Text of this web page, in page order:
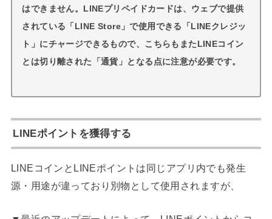
はできません。LINEプリペイドカードは、ウェブで提供
されている「LINE Store」で使用できる「LINEクレジッ
ト」にチャージできるもので、こちらもまたLINEコイン
とは切り離された「通貨」となる点に注意が必要です。
LINEポイントを獲得する
LINEコインとLINEポイントは同じアプリ内でも発生
源・用途が違っており別物として使用されますが、